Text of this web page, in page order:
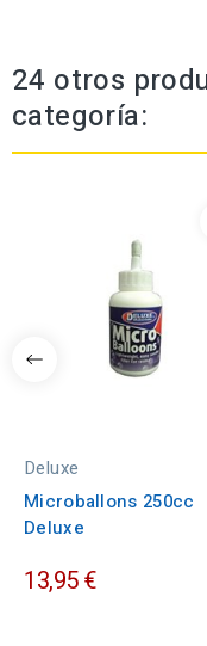
24 otros
categoría:
Deluxe
Microballons 250cc
Deluxe
13,95 €